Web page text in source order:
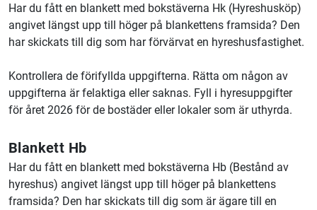
Har du fått en blankett med bokstäverna Hk (Hyreshusköp)
angivet längst upp till höger på blankettens framsida? Den
har skickats till dig som har förvärvat en hyreshusfastighet.
Kontrollera de förifyllda uppgifterna. Rätta om någon av
uppgifterna är felaktiga eller saknas. Fyll i hyresuppgifter
för året 2026 för de bostäder eller lokaler som är uthyrda.
Blankett Hb
Har du fått en blankett med bokstäverna Hb (Bestånd av
hyreshus) angivet längst upp till höger på blankettens
framsida? Den har skickats till dig som är ägare till en